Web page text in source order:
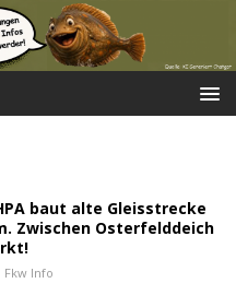
baut alte Gleisstrecke
Zwischen Osterfelddeich
Fkw Info